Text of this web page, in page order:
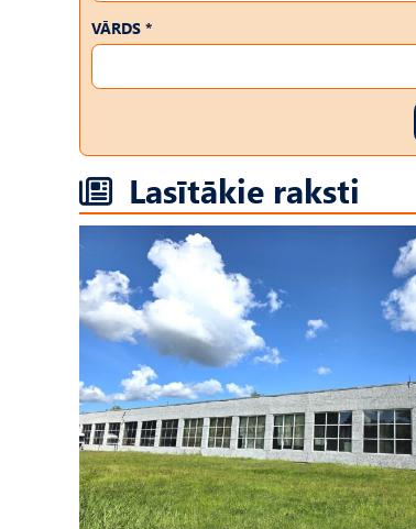
VĀRDS *
Lasītākie raksti